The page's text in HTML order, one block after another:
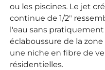
ou les piscines. Le jet
continue de 1/2″
l'eau sans
éclaboussure de la
une niche en fibre de
résidentielles.